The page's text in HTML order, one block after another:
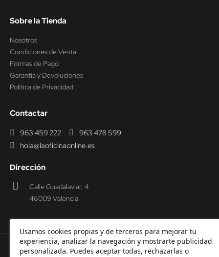
Usamos cookies propias y de terceros para mejorar tu
experiencia, analizar la navegación y mostrarte publicidad
personalizada. Puedes aceptar todas, rechazarlas o
Sobre la Tienda
Nosotros
Condiciones de Venta
Formas de Pago
Garantía y Devoluciones
Política de Privacidad
Contactar
963 459 222
963 478 599
hola@laoficinaonline.es
Dirección
Calle Guadalaviar, 4
46009 Valencia
© 2000-2026 Laoficinaonline.SIDEOFFICE, S.L. CIF